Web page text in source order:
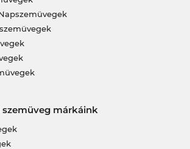
szemüveg márkáink